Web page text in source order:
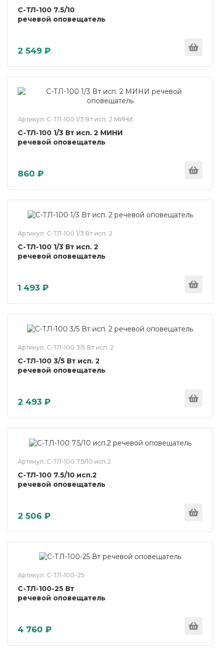
С-ТЛ-100 7.5/10
речевой оповещатель
2 549 ₽
Артикул: С-ТЛ-100 1/3 Вт исп. 2 МИНИ
С-ТЛ-100 1/3 Вт исп. 2 МИНИ
речевой оповещатель
860 ₽
Артикул: С-ТЛ-100 1/3 Вт исп. 2
С-ТЛ-100 1/3 Вт исп. 2
речевой оповещатель
1 493 ₽
Артикул: С-ТЛ-100 3/5 Вт исп. 2
С-ТЛ-100 3/5 Вт исп. 2
речевой оповещатель
2 493 ₽
Артикул: С-ТЛ-100 7.5/10 исп.2
С-ТЛ-100 7.5/10 исп.2
речевой оповещатель
2 506 ₽
Артикул: С-ТЛ-100-25
С-ТЛ-100-25 Вт
речевой оповещатель
4 760 ₽